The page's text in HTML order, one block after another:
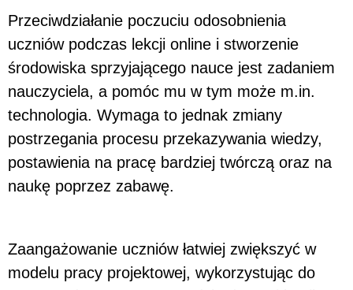
Przeciwdziałanie poczuciu odosobnienia
uczniów podczas lekcji online i stworzenie
środowiska sprzyjającego nauce jest zadaniem
nauczyciela, a pomóc mu w tym może m.in.
technologia. Wymaga to jednak zmiany
postrzegania procesu przekazywania wiedzy,
postawienia na pracę bardziej twórczą oraz na
naukę poprzez zabawę.
Zaangażowanie uczniów łatwiej zwiększyć w
modelu pracy projektowej, wykorzystując do